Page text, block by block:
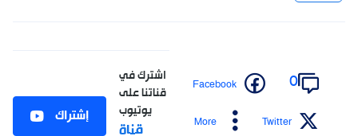
0
Facebook
Twitter
More
اشترك في
قناتنا على
يوتيوب
قناة
إشتراك